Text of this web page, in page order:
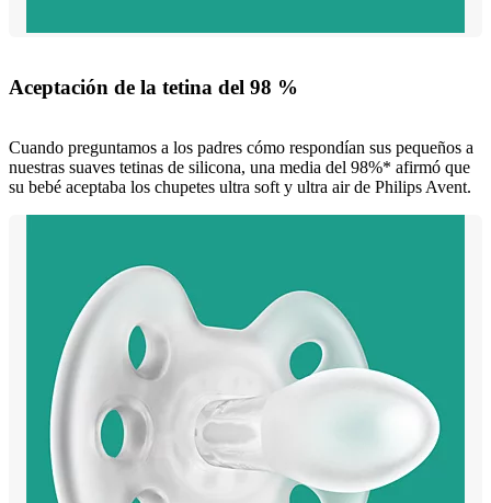
Aceptación de la tetina del 98 %
Cuando preguntamos a los padres cómo respondían sus pequeños a
nuestras suaves tetinas de silicona, una media del 98%* afirmó que
su bebé aceptaba los chupetes ultra soft y ultra air de Philips Avent.